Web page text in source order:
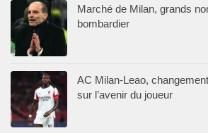
Marché de Milan, grands
bombardier
AC Milan-Leao,
sur l’avenir du joueur